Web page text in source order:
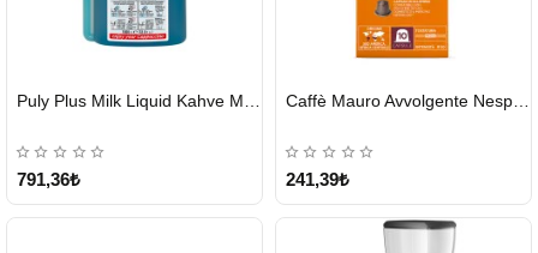
GÖNDERİ
791,36₺
GÖNDERİ
Caffè Mauro Avvolgente Nespresso Kapsül
241,39₺